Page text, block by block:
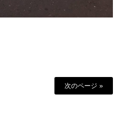
次のページ »